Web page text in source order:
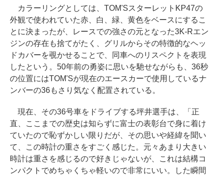
カラーリングとしては、TOM'SスターレットKP47の
外観で使われていた赤、白、緑、黄色をベースにするこ
とに決まったが、レースでの強さの元となった3K-Rエン
ジンの存在も捨てがたく、グリルからその特徴的なヘッ
ドカバーを覗かせることで、同車へのリスペクトを表現
したという。50年前の勇姿に思いを馳せながらも、36秒
の位置にはTOM'Sが現在のエースカーで使用しているナ
ンバーの36もさり気なく配置されている。
現在、その36号車をドライブする坪井選手は、「正
直、ここまでの歴史は知らずに富士の表彰台で身に着け
ていたので恥ずかしい限りだが、その思いや経緯を聞い
て、この時計の重さをすごく感じた。元々あまり大きい
時計は重さを感じるので好きじゃないが、これは結構コ
ンパクトでめちゃくちゃ軽いので非常にいい。した瞬間